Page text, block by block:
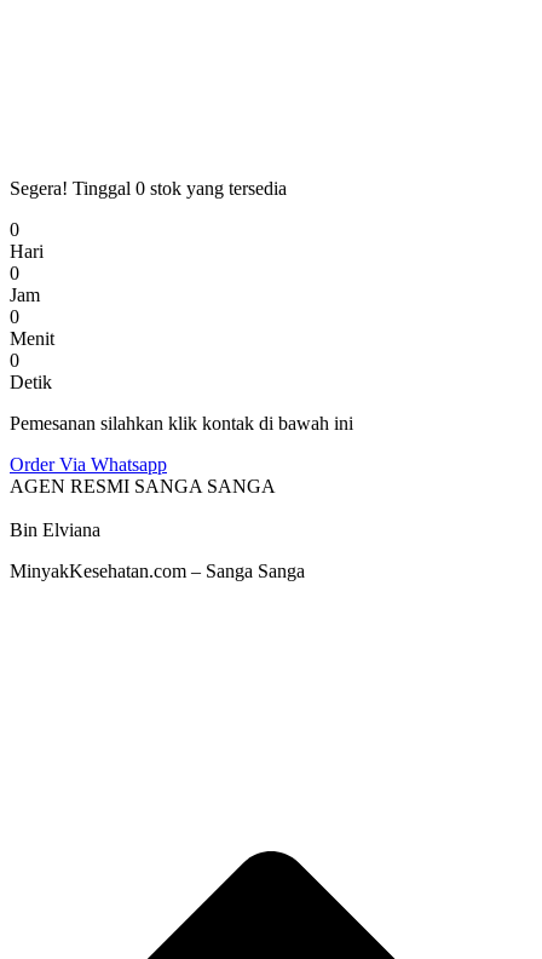
Segera! Tinggal 0 stok yang tersedia
0
Hari
0
Jam
0
Menit
0
Detik
Pemesanan silahkan klik kontak di bawah ini
Order Via Whatsapp
AGEN RESMI SANGA SANGA
Bin Elviana
MinyakKesehatan.com – Sanga Sanga